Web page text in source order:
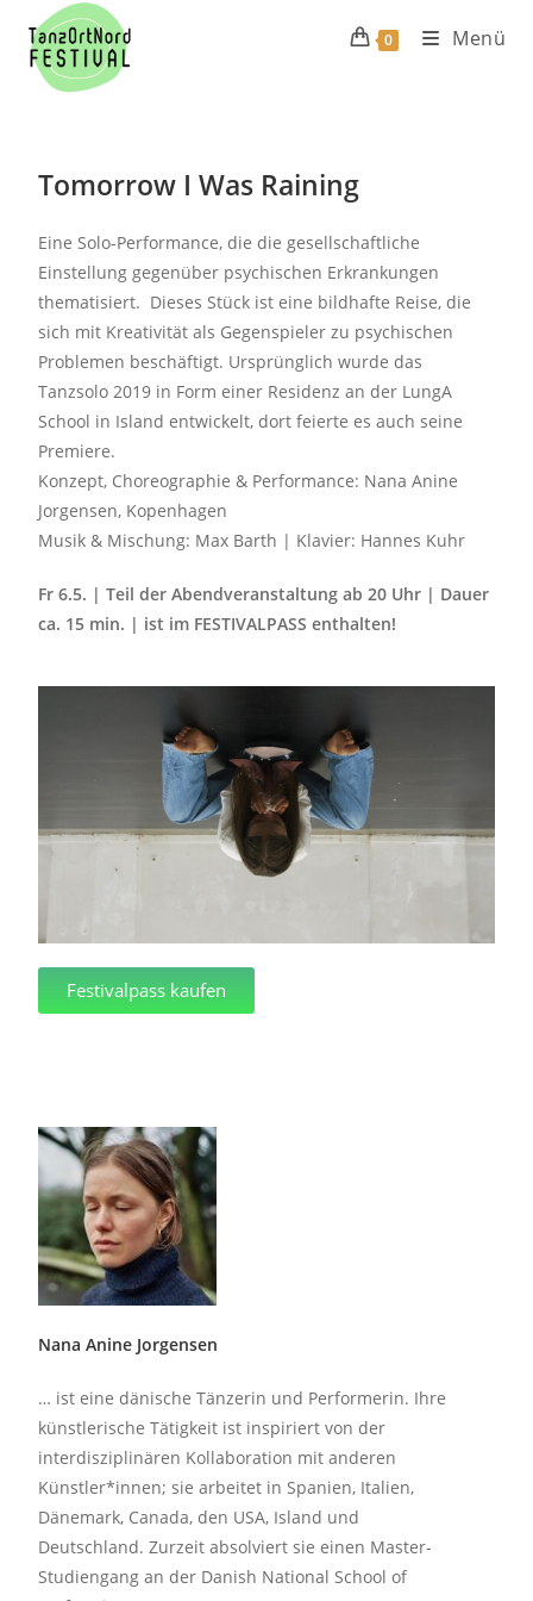
0 Menü
Tomorrow I Was Raining
Eine Solo-Performance, die die gesellschaftliche
Einstellung gegenüber psychischen Erkrankungen
thematisiert. Dieses Stück ist eine bildhafte Reise, die
sich mit Kreativität als Gegenspieler zu psychischen
Problemen beschäftigt. Ursprünglich wurde das
Tanzsolo 2019 in Form einer Residenz an der LungA
School in Island entwickelt, dort feierte es auch seine
Premiere.
Konzept, Choreographie & Performance: Nana Anine
Jorgensen, Kopenhagen
Musik & Mischung: Max Barth | Klavier: Hannes Kuhr
Fr 6.5. | Teil der Abendveranstaltung ab 20 Uhr | Dauer
ca. 15 min. | ist im FESTIVALPASS enthalten!
Festivalpass kaufen
Nana Anine Jorgensen
… ist eine dänische Tänzerin und Performerin. Ihre
künstlerische Tätigkeit ist inspiriert von der
interdisziplinären Kollaboration mit anderen
Künstler*innen; sie arbeitet in Spanien, Italien,
Dänemark, Canada, den USA, Island und
Deutschland. Zurzeit absolviert sie einen Master-
Studiengang an der Danish National School of